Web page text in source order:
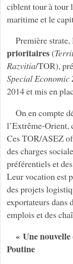
ciblent tour à tour
maritime et le
Première strate,
prioritaires(
Razvitia/TOR),
Special Economic
2014 et mis en
On en compte
l’Extrême‑Orient,
Ces TOR/ASEZ
des charges
préférentiels et
Leur vocation est
des projets
exportateurs dans
emplois et des
« Une
Poutine